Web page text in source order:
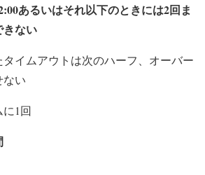
あるいはそれ以下のときには2回ま
きない
イムアウトは次のハーフ、オーバー
ない
1回